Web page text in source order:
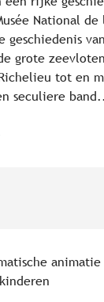
National de
geschiedenis
grote
tot en
seculiere
animatie